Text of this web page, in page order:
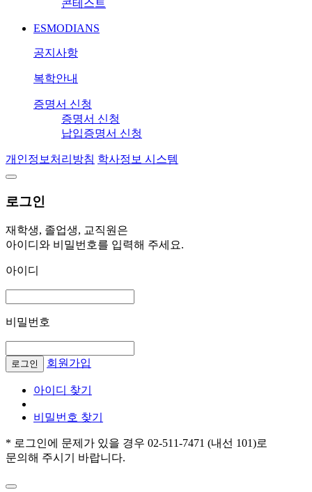
콘테스트
ESMODIANS
공지사항
복학안내
증명서 신청
증명서 신청
납입증명서 신청
개인정보처리방침 학사정보 시스템
로그인
재학생, 졸업생, 교직원은
아이디와 비밀번호를 입력해 주세요.
아이디
비밀번호
로그인 회원가입
아이디 찾기
비밀번호 찾기
* 로그인에 문제가 있을 경우 02-511-7471 (내선 101)로
문의해 주시기 바랍니다.